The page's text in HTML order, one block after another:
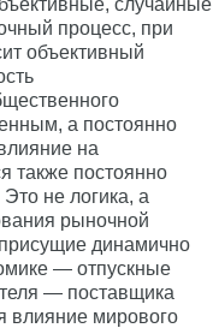
случайные
процесс, при
объективный
а постоянно
на
также постоянно
не логика, а
рыночной
динамично
— отпускные
— поставщика
влияние мирового